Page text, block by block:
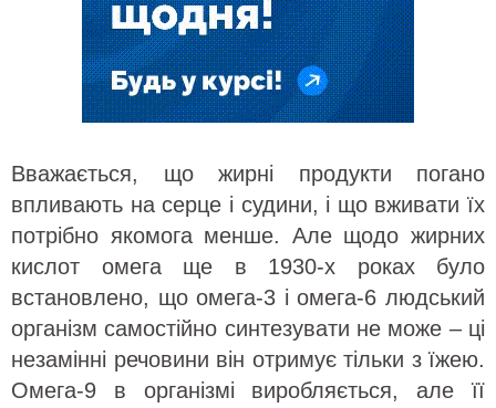
Вважається, що жирні продукти погано
впливають на серце і судини, і що вживати їх
потрібно якомога менше. Але щодо жирних
кислот омега ще в 1930-х роках було
встановлено, що омега-3 і омега-6 людський
організм самостійно синтезувати не може – ці
незамінні речовини він отримує тільки з їжею.
Омега-9 в організмі виробляється, але її